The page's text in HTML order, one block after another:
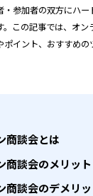
ツ
・参加者の双方にハ
。この記事では、オン
ポイント、おすすめ
商談会とは
商談会のメリット
商談会のデメリ